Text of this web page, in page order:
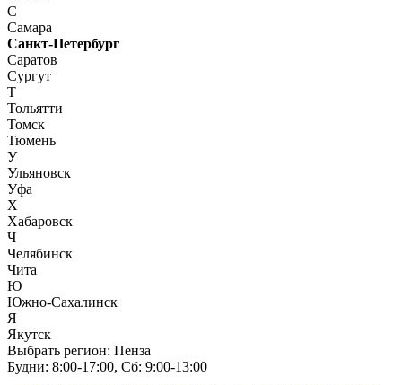
С
Самара
Санкт-Петербург
Саратов
Сургут
Т
Тольятти
Томск
Тюмень
У
Ульяновск
Уфа
Х
Хабаровск
Ч
Челябинск
Чита
Ю
Южно-Сахалинск
Я
Якутск
Выбрать регион: Пенза
Будни: 8:00‑17:00, Сб: 9:00‑13:00